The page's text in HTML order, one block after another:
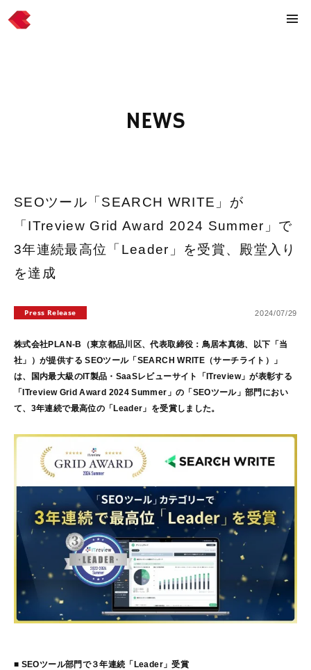
NEWS
SEOツール「SEARCH WRITE」が
「ITreview Grid Award 2024 Summer」で
3年連続最高位「Leader」を受賞、殿堂入り
を達成
2024/07/29
Press Release
株式会社PLAN-B（東京都品川区、代表取締役：鳥居本真徳、以下「当
社」）が提供する SEOツール「SEARCH WRITE（サーチライト）」
は、国内最大級のIT製品・SaaSレビューサイト「ITreview」が表彰する
「ITreview Grid Award 2024 Summer」の 「SEOツール」部門におい
て、3年連続で最高位の「Leader」を受賞しました。
■ SEOツール部門で３年連続「Leader」受賞